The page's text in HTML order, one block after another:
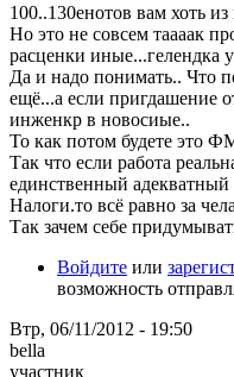
100..130енотов вам хоть
Но это не совсем таааак
расценки иные...гелендка
Да и надо понимать.. Что
ещё...а если пригдашение
инженкр в новосиые..
То как потом будете это
Так что если работа
единственный адекватный
Налоги.то всё равно за
Так зачем себе
Войдите или
возможность
Втр, 06/11/2012 - 19:50
bella
участник